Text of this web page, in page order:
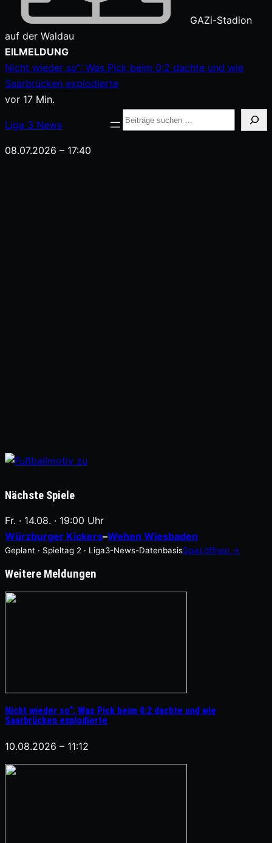
GAZi-Stadion
auf der Waldau
Zum
Inhalt
springen
EILMELDUNG
Nicht wieder so“: Was Pick beim 0:2 dachte und wie
Saarbrücken explodierte
vor 17 Min.
Liga 3 News
Suche
08.07.2026 – 17:40
Nächste Spiele
Fr. · 14.08. · 19:00 Uhr
Würzburger Kickers–Wehen Wiesbaden
Geplant · Spieltag 2 · Liga3-News-DatenbasisSpiel öffnen →
Weitere Meldungen
Nicht wieder so“: Was Pick beim 0:2 dachte und wie
Saarbrücken explodierte
10.08.2026 – 11:12